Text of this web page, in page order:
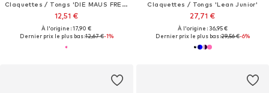
Claquettes / Tongs 'DIE MAUS FREUNDE'
12,51 €
À l'origine : 17,90 €
Dernier prix le plus bas :12,67 €-1%
Claquettes / Tongs 'Lean Junior'
27,71 €
À l'origine : 36,95 €
Dernier prix le plus bas :29,56 €-6%